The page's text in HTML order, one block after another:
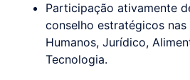
Participação ativamente
conselho estratégicos nas
Humanos, Jurídico,
Tecnologia.